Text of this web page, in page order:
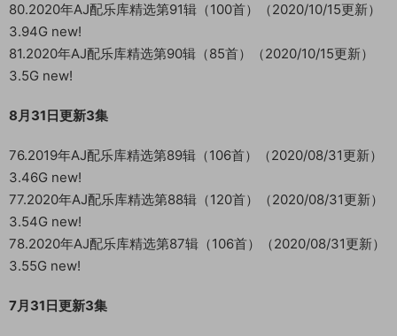
80.2020年AJ配乐库精选第91辑（100首）（2020/10/15更新）
3.94G new!
81.2020年AJ配乐库精选第90辑（85首）（2020/10/15更新）
3.5G new!
8月31日更新3集
76.2019年AJ配乐库精选第89辑（106首）（2020/08/31更新）
3.46G new!
77.2020年AJ配乐库精选第88辑（120首）（2020/08/31更新）
3.54G new!
78.2020年AJ配乐库精选第87辑（106首）（2020/08/31更新）
3.55G new!
7月31日更新3集